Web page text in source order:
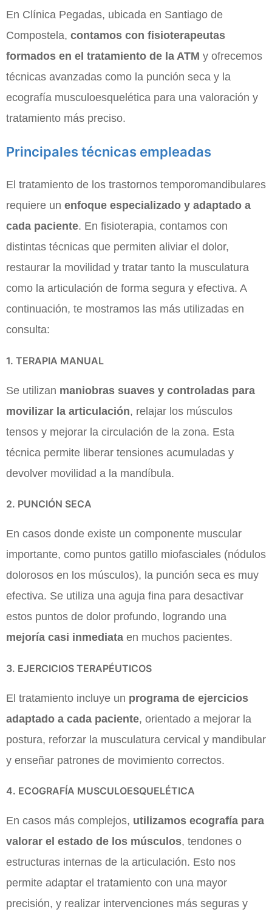
En Clínica Pegadas, ubicada en Santiago de
Compostela, contamos con fisioterapeutas
formados en el tratamiento de la ATM y ofrecemos
técnicas avanzadas como la punción seca y la
ecografía musculoesquelética para una valoración y
tratamiento más preciso.
Principales técnicas empleadas
El tratamiento de los trastornos temporomandibulares
requiere un enfoque especializado y adaptado a
cada paciente. En fisioterapia, contamos con
distintas técnicas que permiten aliviar el dolor,
restaurar la movilidad y tratar tanto la musculatura
como la articulación de forma segura y efectiva. A
continuación, te mostramos las más utilizadas en
consulta:
1. TERAPIA MANUAL
Se utilizan maniobras suaves y controladas para
movilizar la articulación, relajar los músculos
tensos y mejorar la circulación de la zona. Esta
técnica permite liberar tensiones acumuladas y
devolver movilidad a la mandíbula.
2. PUNCIÓN SECA
En casos donde existe un componente muscular
importante, como puntos gatillo miofasciales (nódulos
dolorosos en los músculos), la punción seca es muy
efectiva. Se utiliza una aguja fina para desactivar
estos puntos de dolor profundo, logrando una
mejoría casi inmediata en muchos pacientes.
3. EJERCICIOS TERAPÉUTICOS
El tratamiento incluye un programa de ejercicios
adaptado a cada paciente, orientado a mejorar la
postura, reforzar la musculatura cervical y mandibular
y enseñar patrones de movimiento correctos.
4. ECOGRAFÍA MUSCULOESQUELÉTICA
En casos más complejos, utilizamos ecografía para
valorar el estado de los músculos, tendones o
estructuras internas de la articulación. Esto nos
permite adaptar el tratamiento con una mayor
precisión, y realizar intervenciones más seguras y